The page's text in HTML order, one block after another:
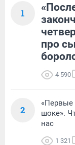
1
про
4 590
2
«Первые
шоке».
нас
1 321